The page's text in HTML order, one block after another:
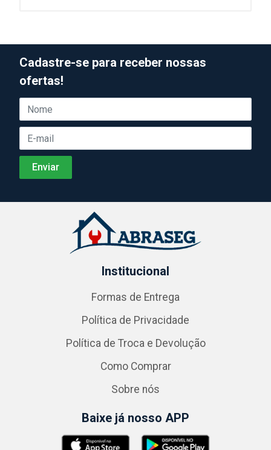
Cadastre-se para receber nossas
ofertas!
Institucional
Formas de Entrega
Política de Privacidade
Política de Troca e Devolução
Como Comprar
Sobre nós
Baixe já nosso APP